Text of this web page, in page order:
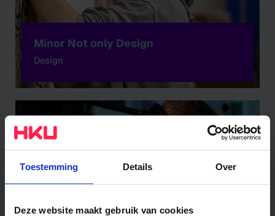
Toestemming Details Over
Deze website maakt gebruik van cookies
Minor Not only Design
Design